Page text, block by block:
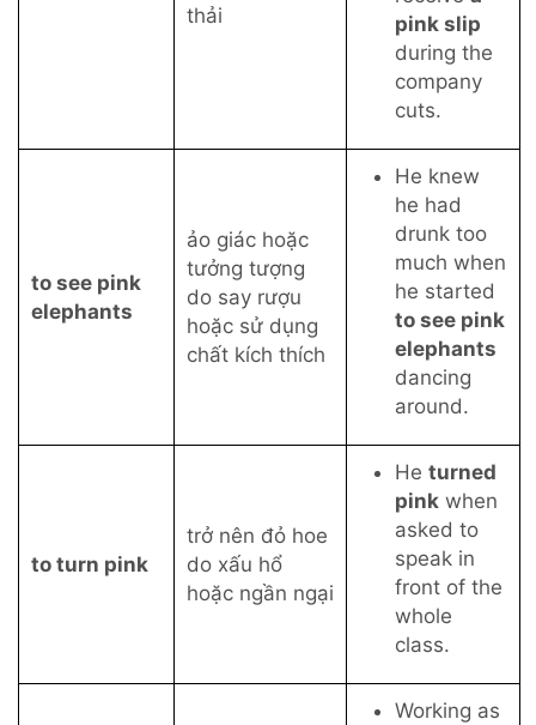
thải
pink slip
during the
company
cuts.
to see pink
elephants
ảo giác hoặc
tưởng tượng
do say rượu
hoặc sử dụng
chất kích thích
He knew
he had
drunk too
much when
he started
to see pink
elephants
dancing
around.
to turn pink
trở nên đỏ hoe
do xấu hổ
hoặc ngần ngại
He turned
pink when
asked to
speak in
front of the
whole
class.
Working as